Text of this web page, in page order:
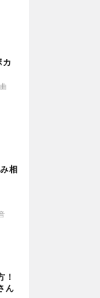
相
！
ん